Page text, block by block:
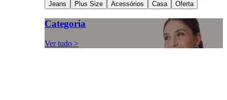
Jeans
Plus Size Acessórios Casa Oferta
Categoria
Ver tudo >